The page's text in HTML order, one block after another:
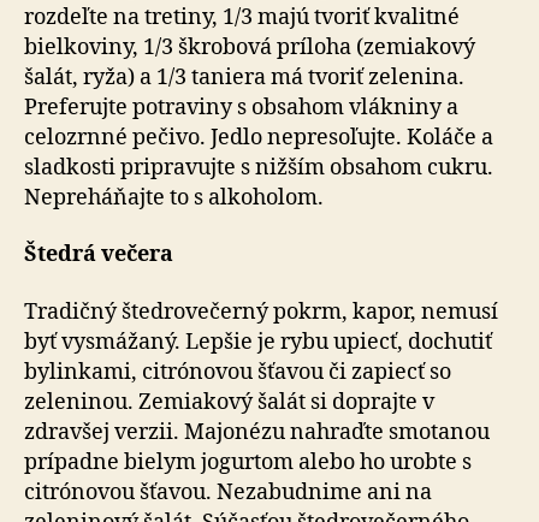
rozdeľte na tretiny, 1/3 majú tvoriť kvalitné
bielkoviny, 1/3 škrobová príloha (zemiakový
šalát, ryža) a 1/3 taniera má tvoriť zelenina.
Preferujte potraviny s obsahom vlákniny a
celozrnné pečivo. Jedlo nepresoľujte. Koláče a
sladkosti pripravujte s nižším obsahom cukru.
Nepreháňajte to s alkoholom.
Štedrá večera
Tradičný štedrovečerný pokrm, kapor, nemusí
byť vysmážaný. Lepšie je rybu upiecť, dochutiť
bylinkami, citrónovou šťavou či zapiecť so
zeleninou. Zemiakový šalát si doprajte v
zdravšej verzii. Majonézu nahraďte smotanou
prípadne bielym jogurtom alebo ho urobte s
citrónovou šťavou. Nezabudnime ani na